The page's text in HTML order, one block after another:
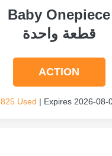
Baby Onepiece
قطعة واحدة
ACTION
825 Used | Expires 2026-08-